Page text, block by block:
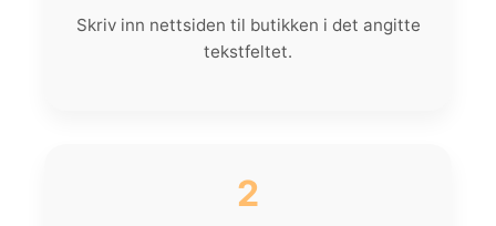
Skriv inn nettsiden til butikken i det angitte
tekstfeltet.
2